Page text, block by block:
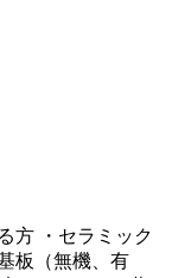
方 ・セラミック
板（無機、有